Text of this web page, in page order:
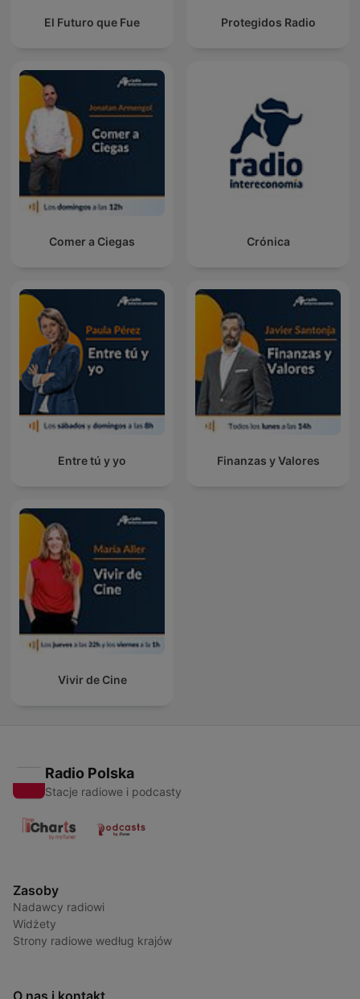
El Futuro que Fue Protegidos Radio
Comer a Ciegas Crónica
Entre tú y yo Finanzas y Valores
Vivir de Cine
Radio Polska
Stacje radiowe i podcasty
Zasoby
Nadawcy radiowi
Widżety
Strony radiowe według krajów